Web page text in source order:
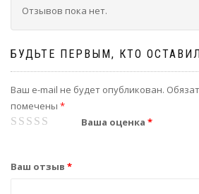
Отзывов пока нет.
БУДЬТЕ ПЕРВЫМ, КТО
Ваш e-mail не будет опубликован.
помечены *
Ваша оценка *
1
2
3
4
5
Ваш отзыв *